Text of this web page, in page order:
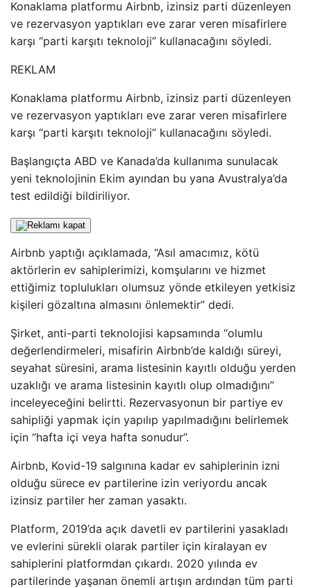
Konaklama platformu Airbnb, izinsiz parti düzenleyen
ve rezervasyon yaptıkları eve zarar veren misafirlere
karşı “parti karşıtı teknoloji” kullanacağını söyledi.
REKLAM
Konaklama platformu Airbnb, izinsiz parti düzenleyen
ve rezervasyon yaptıkları eve zarar veren misafirlere
karşı “parti karşıtı teknoloji” kullanacağını söyledi.
Başlangıçta ABD ve Kanada’da kullanıma sunulacak
yeni teknolojinin Ekim ayından bu yana Avustralya’da
test edildiği bildiriliyor.
Airbnb yaptığı açıklamada, “Asıl amacımız, kötü
aktörlerin ev sahiplerimizi, komşularını ve hizmet
ettiğimiz toplulukları olumsuz yönde etkileyen yetkisiz
kişileri gözaltına almasını önlemektir” dedi.
Şirket, anti-parti teknolojisi kapsamında “olumlu
değerlendirmeleri, misafirin Airbnb’de kaldığı süreyi,
seyahat süresini, arama listesinin kayıtlı olduğu yerden
uzaklığı ve arama listesinin kayıtlı olup olmadığını”
inceleyeceğini belirtti. Rezervasyonun bir partiye ev
sahipliği yapmak için yapılıp yapılmadığını belirlemek
için “hafta içi veya hafta sonudur”.
Airbnb, Kovid-19 salgınına kadar ev sahiplerinin izni
olduğu sürece ev partilerine izin veriyordu ancak
izinsiz partiler her zaman yasaktı.
Platform, 2019’da açık davetli ev partilerini yasakladı
ve evlerini sürekli olarak partiler için kiralayan ev
sahiplerini platformdan çıkardı. 2020 yılında ev
partilerinde yaşanan önemli artışın ardından tüm parti